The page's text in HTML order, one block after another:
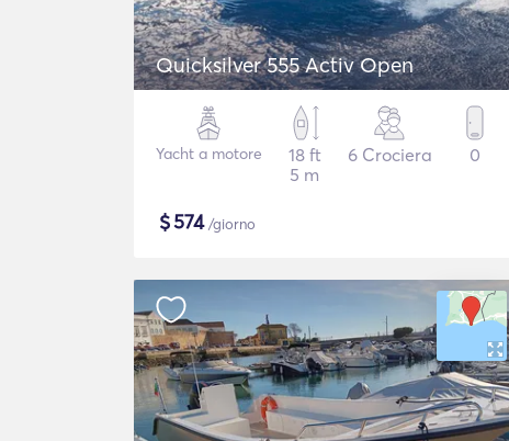
Quicksilver 555 Activ Open
Yacht a motore
18 ft
5 m
6 Crociera 0
$574/giorno